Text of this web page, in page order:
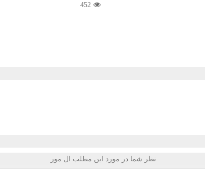
452
نظر شما در مورد این مطلب ال مور